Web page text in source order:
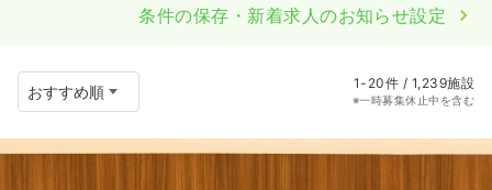
条件の保存・新着求人のお知らせ設定
1-20件 / 1,239施設
※一時募集休止中を含む